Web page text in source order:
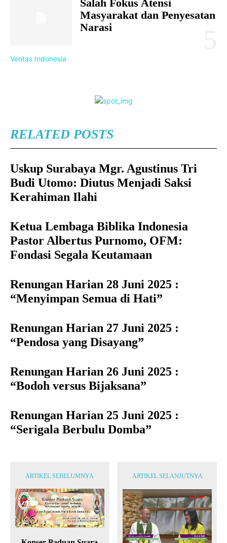
Salah Fokus Atensi
Masyarakat dan Penyesatan
Narasi
Veritas Indonesia
RELATED POSTS
Uskup Surabaya Mgr. Agustinus Tri
Budi Utomo: Diutus Menjadi Saksi
Kerahiman Ilahi
Ketua Lembaga Biblika Indonesia
Pastor Albertus Purnomo, OFM:
Fondasi Segala Keutamaan
Renungan Harian 28 Juni 2025 :
“Menyimpan Semua di Hati”
Renungan Harian 27 Juni 2025 :
“Pendosa yang Disayang”
Renungan Harian 26 Juni 2025 :
“Bodoh versus Bijaksana”
Renungan Harian 25 Juni 2025 :
“Serigala Berbulu Domba”
ARTIKEL SEBELUMNYA ARTIKEL SELANJUTNYA